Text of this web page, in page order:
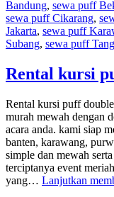
Bandung, sewa puff
sewa puff Cikarang,
Jakarta, sewa puff
Subang, sewa puff
Rental kursi
Rental kursi puff
murah mewah dengan
acara anda. kami siap
banten, karawang,
simple dan mewah
terciptanya event
yang… Lanjutkan